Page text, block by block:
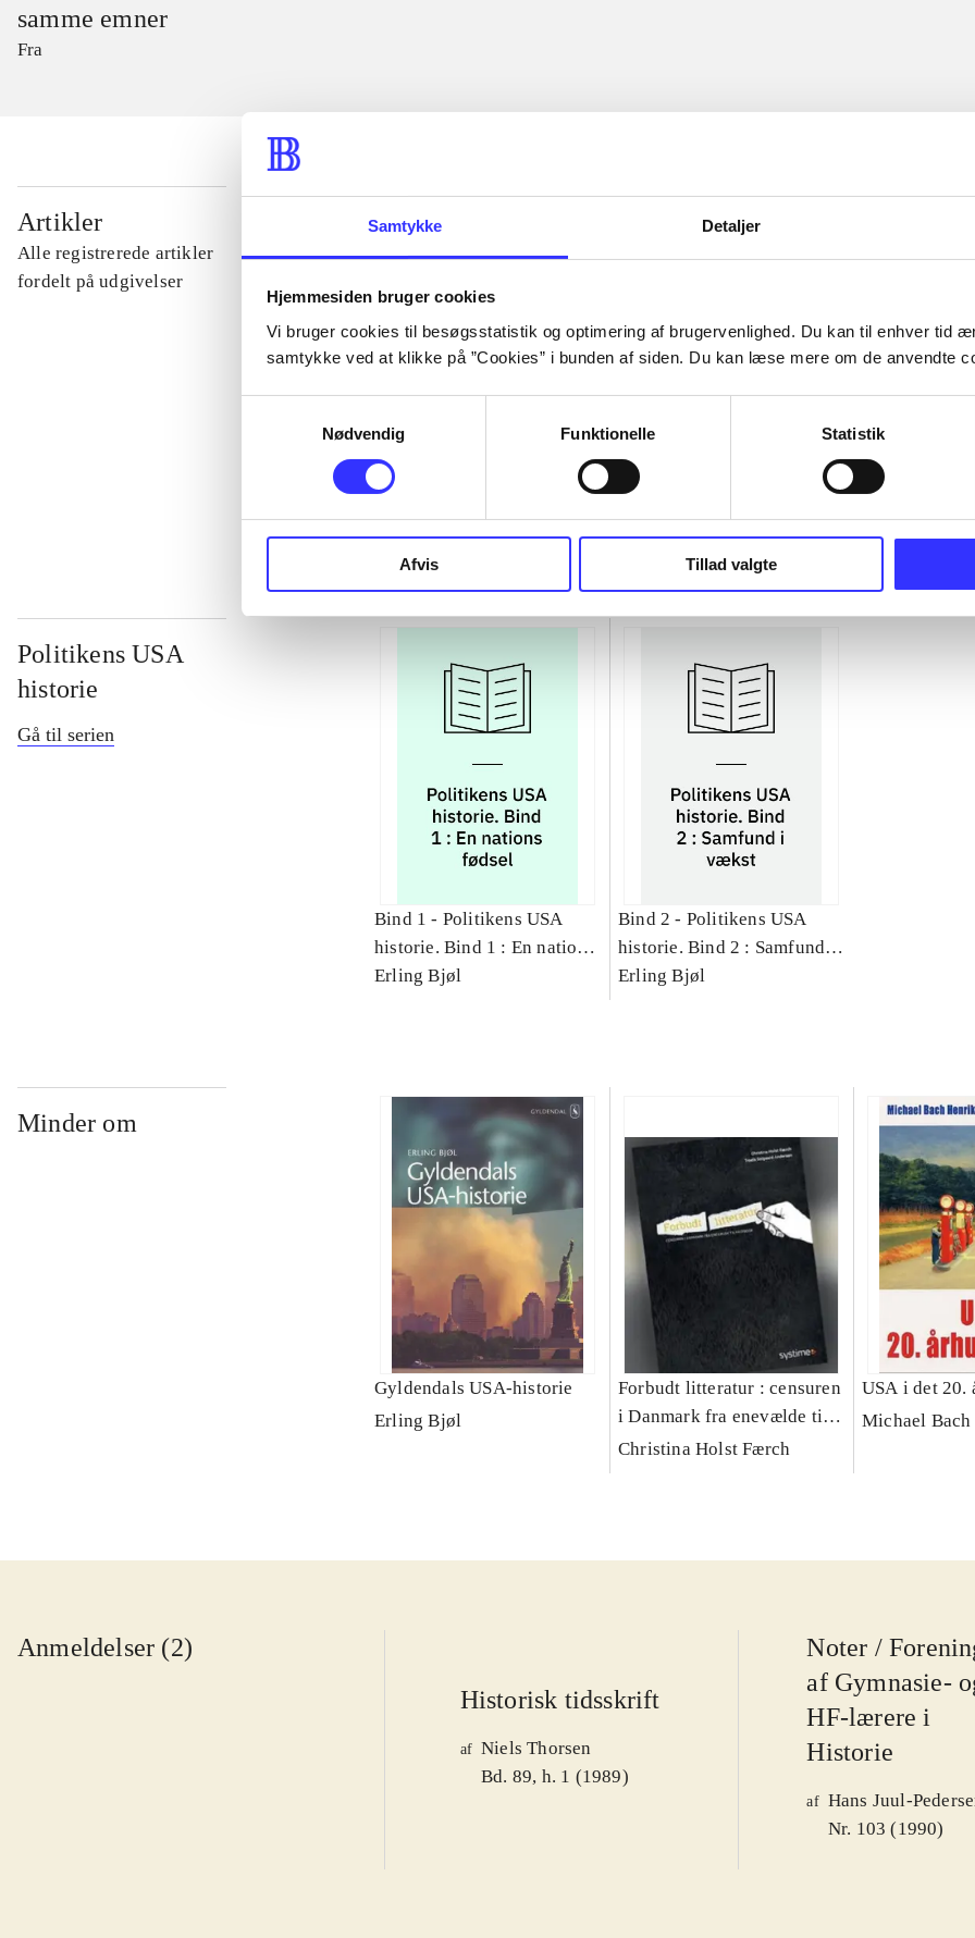
Samtykke Detaljer
Hjemmesiden bruger cookies
Vi bruger cookies til besøgsstatistik og optimering af brugervenlighed. Du kan til enhver tid
samtykke ved at klikke på ”Cookies” i bunden af siden. Du kan læse mere om de anvendte
Nødvendig
Funktionelle Statistik
Afvis Tillad valgte
samme emner
Fra
Artikler
Alle registrerede artikler
fordelt på udgivelser
...
Politikens USA
historie
Gå til serien
Bind 1 - Politikens USA
historie. Bind 1 : En nations
fødsel
Erling Bjøl
Bind 2 - Politikens USA
historie. Bind 2 : Samfund i
vækst
Erling Bjøl
Minder om
Gyldendals USA-historie
Erling Bjøl
Forbudt litteratur : censuren
i Danmark fra enevælde til
Facebook
Christina Holst Færch
USA i det 20.
Michael Bach
Anmeldelser (2)
Historisk tidsskrift
af Niels Thorsen
Bd. 89, h. 1 (1989)
Noter /
af Gymnasie-
HF-lærere i
Historie
af Hans Juul-
Nr. 103 (1990)